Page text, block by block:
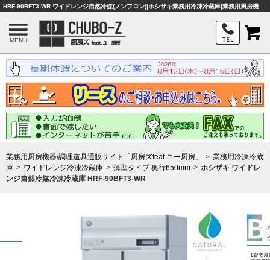
MENU
業務用厨房機器/調理道具通販サイト「厨房ズfeat.ユー厨房」
業務用冷凍冷蔵
庫
ワイドレンジ冷凍冷蔵庫 薄型タイプ 奥行650mm
ホシザキ ワイドレ
ンジ自然冷媒冷凍冷蔵庫 HRF-90BFT3-WR